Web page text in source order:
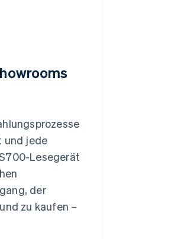
und jede
Lesegerät
der
zu kaufen –